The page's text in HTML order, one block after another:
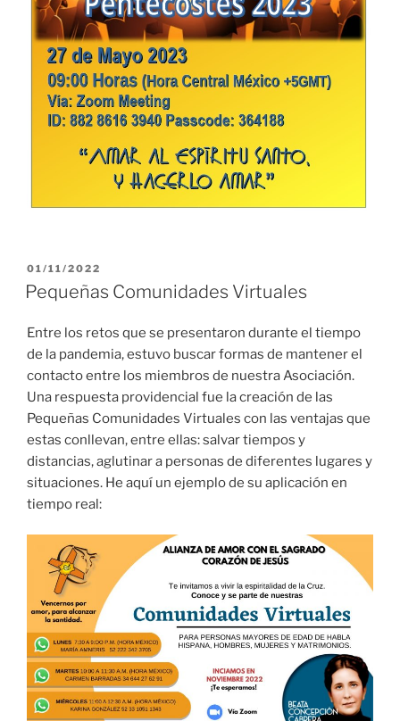
PUBLICADO
EL
01/11/2022
Pequeñas Comunidades Virtuales
Entre los retos que se presentaron durante el tiempo
de la pandemia, estuvo buscar formas de mantener el
contacto entre los miembros de nuestra Asociación.
Una respuesta providencial fue la creación de las
Pequeñas Comunidades Virtuales con las ventajas que
estas conllevan, entre ellas: salvar tiempos y
distancias, aglutinar a personas de diferentes lugares y
situaciones. He aquí un ejemplo de su aplicación en
tiempo real: